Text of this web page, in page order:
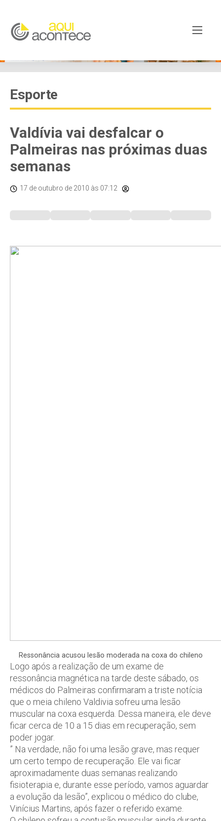
Esporte
Valdívia vai desfalcar o
Palmeiras nas próximas duas
semanas
17 de outubro de 2010 às 07:12
Ressonância acusou lesão moderada na coxa do chileno
Logo após a realização de um exame de
ressonância magnética na tarde deste sábado, os
médicos do Palmeiras confirmaram a triste notícia
que o meia chileno Valdivia sofreu uma lesão
muscular na coxa esquerda. Dessa maneira, ele deve
ficar cerca de 10 a 15 dias em recuperação, sem
poder jogar.
” Na verdade, não foi uma lesão grave, mas requer
um certo tempo de recuperação. Ele vai ficar
aproximadamente duas semanas realizando
fisioterapia e, durante esse período, vamos aguardar
a evolução da lesão”, explicou o médico do clube,
Vinícius Martins, após fazer o referido exame.